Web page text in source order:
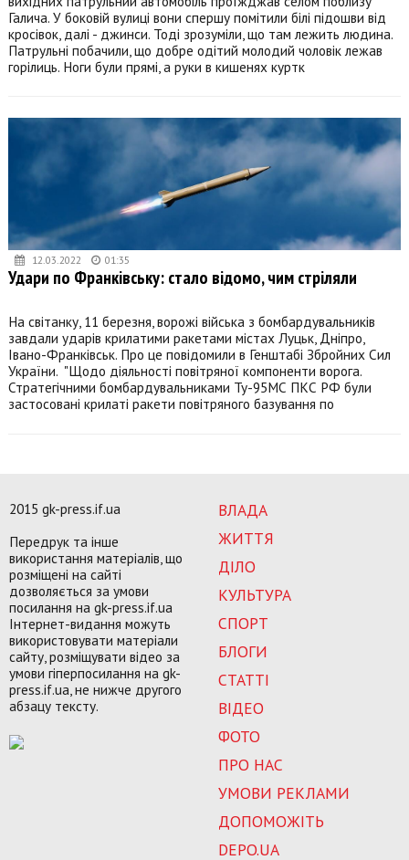
Галича. У боковій вулиці вони спершу помітили білі підошви від
кросівок, далі - джинси. Тоді зрозуміли, що там лежить людина.
Патрульні побачили, що добре одітий молодий чоловік лежав
горілиць. Ноги були прямі, а руки в кишенях куртк
12.03.2022 01:35
Удари по Франківську: стало відомо, чим стріляли
На світанку, 11 березня, ворожі війська з бомбардувальників
завдали ударів крилатими ракетами містах Луцьк, Дніпро,
Івано-Франківськ. Про це повідомили в Генштабі Збройних Сил
України. "Щодо діяльності повітряної компоненти ворога.
Стратегічними бомбардувальниками Ту-95МС ПКС РФ були
застосовані крилаті ракети повітряного базування по
ВЛАДА
ЖИТТЯ
ДІЛО
КУЛЬТУРА
СПОРТ
БЛОГИ
СТАТТІ
ВІДЕО
ФОТО
ПРО НАС
УМОВИ РЕКЛАМИ
ДОПОМОЖІТЬ
DEPO.UA
2015 gk-press.if.ua
Передрук та інше
використання матеріалів, що
розміщені на сайті
дозволяється за умови
посилання на gk-press.if.ua
Інтернет-видання можуть
використовувати матеріали
сайту, розміщувати відео за
умови гіперпосилання на gk-
press.if.ua, не нижче другого
абзацу тексту.